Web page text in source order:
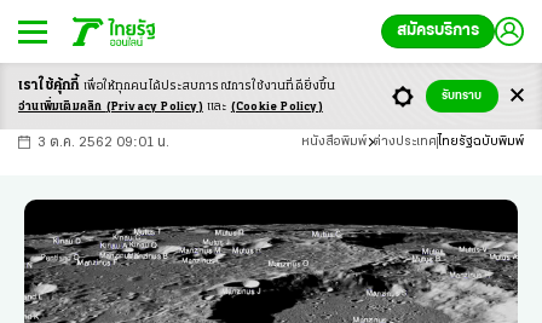
สมัครบริการ
-ก ก ก+
3 ต.ค. 2562 09:01 น. หนังสือพิมพ์ ต่างประเทศ ไทยรัฐฉบับพิมพ์
เราใช้คุ้กกี้ เพื่อให้ทุกคนได้ประสบการณ์การใช้งานที่ดียิ่งขึ้น
อ่านเพิ่มเติมคลิก (Privacy Policy) และ (Cookie Policy)
รับทราบ